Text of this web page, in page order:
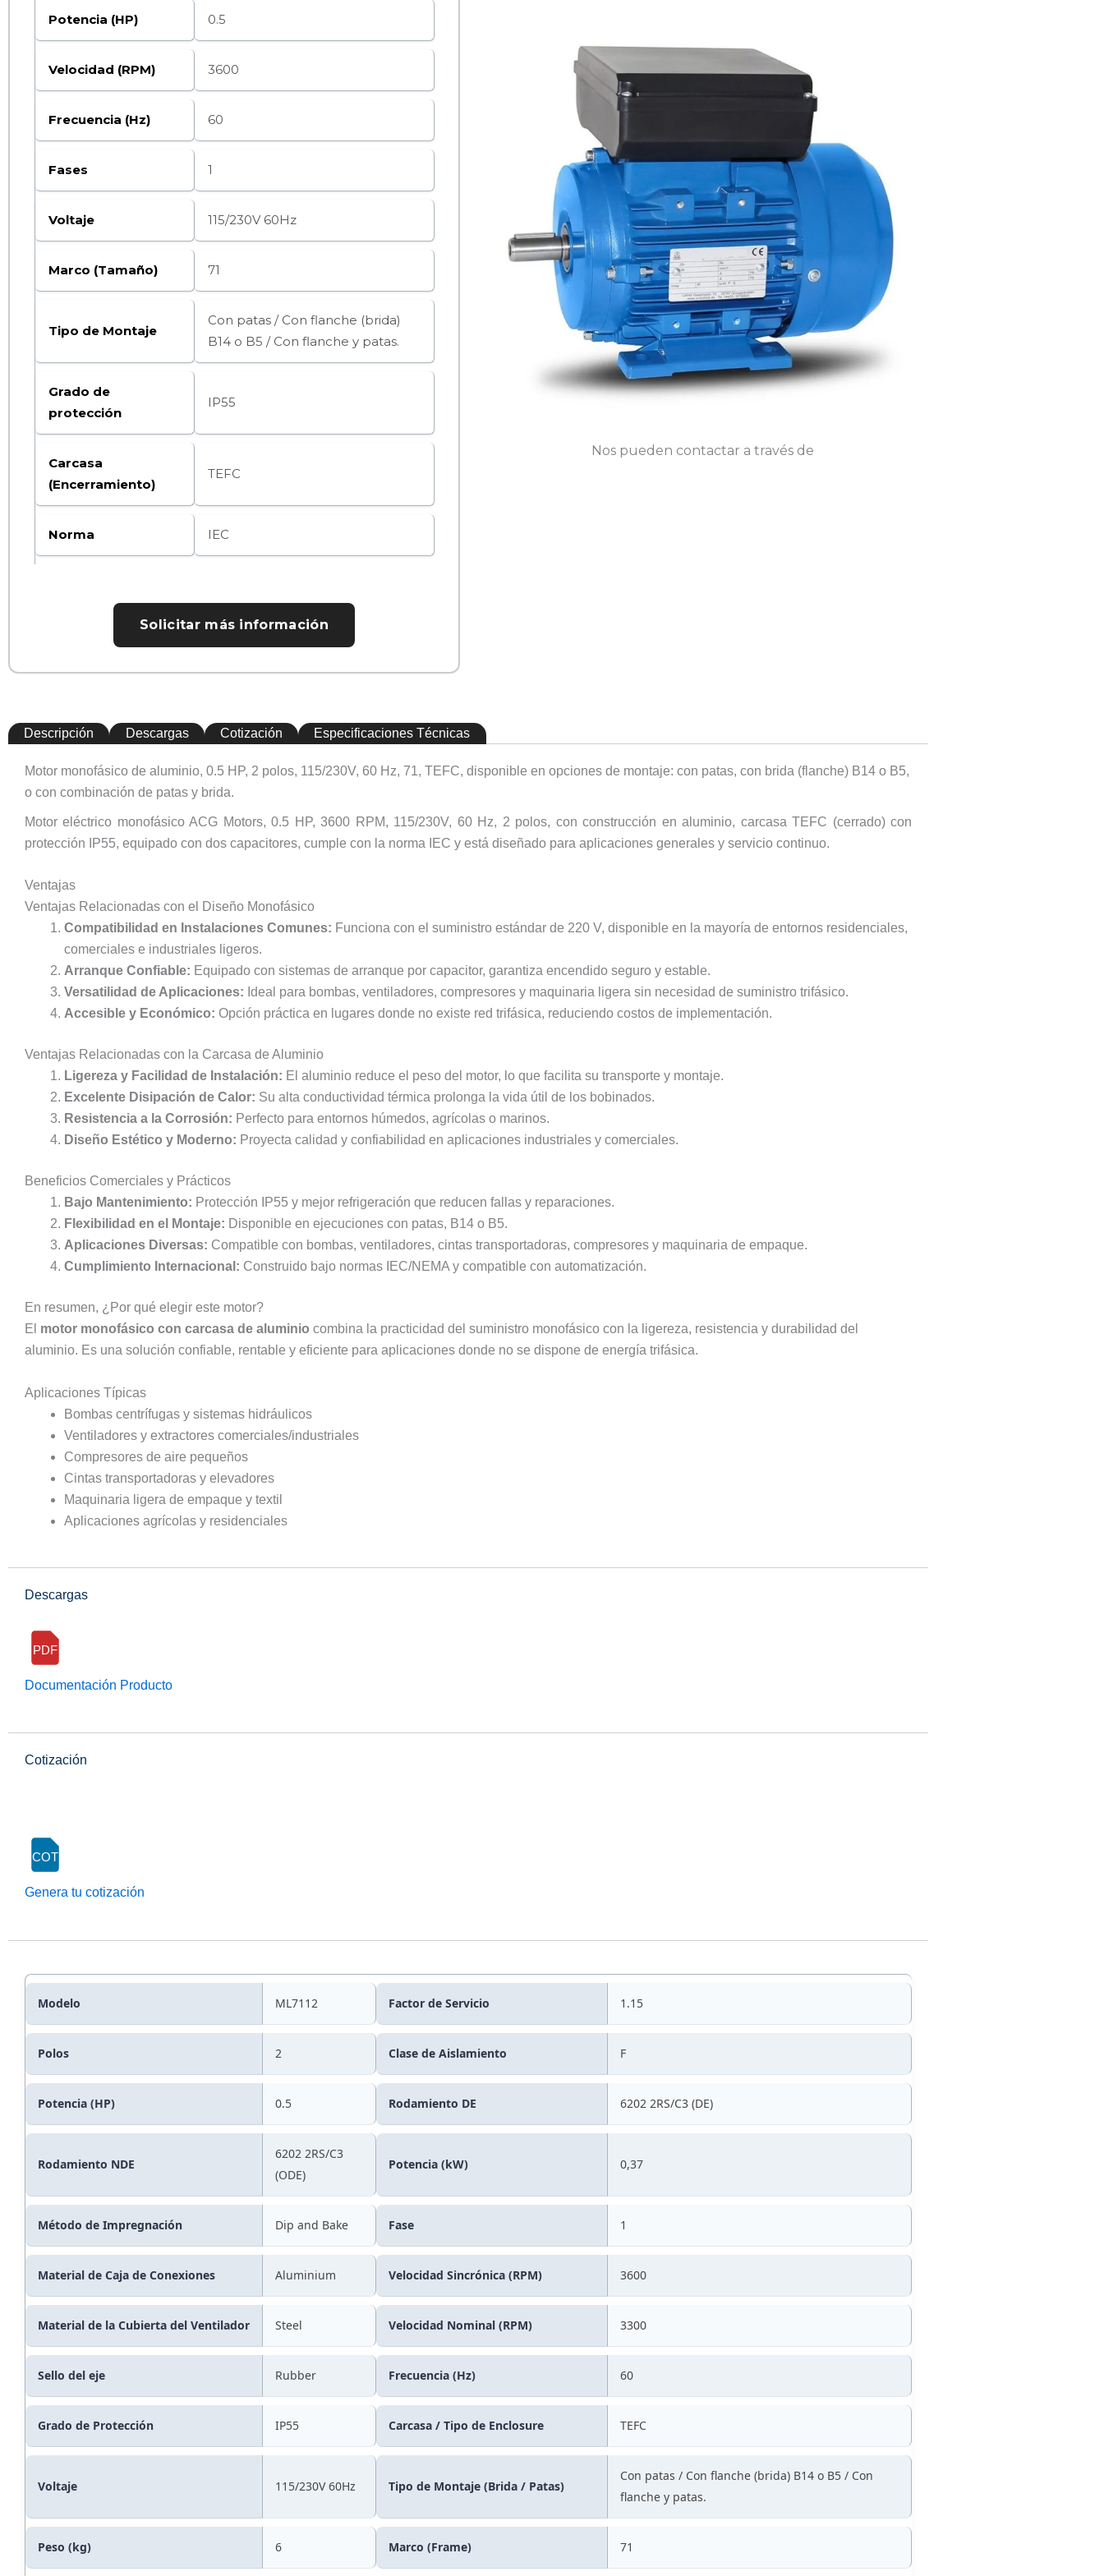
Potencia (HP) 0.5
Velocidad (RPM) 3600
Frecuencia (Hz) 60
Fases 1
Voltaje 115/230V 60Hz
Marco (Tamaño) 71
Tipo de Montaje
Con patas / Con flanche (brida)
B14 o B5 / Con flanche y patas.
Grado de
protección
IP55
Carcasa
(Encerramiento)
TEFC
Norma IEC
Solicitar más información
Nos pueden contactar a través de
Descripción Descargas Cotización Especificaciones Técnicas
Motor monofásico de aluminio, 0.5 HP, 2 polos, 115/230V, 60 Hz, 71, TEFC, disponible en opciones de montaje: con patas, con brida (flanche) B14 o B5,
o con combinación de patas y brida.
Motor eléctrico monofásico ACG Motors, 0.5 HP, 3600 RPM, 115/230V, 60 Hz, 2 polos, con construcción en aluminio, carcasa TEFC (cerrado) con
protección IP55, equipado con dos capacitores, cumple con la norma IEC y está diseñado para aplicaciones generales y servicio continuo.
Ventajas
Ventajas Relacionadas con el Diseño Monofásico
Compatibilidad en Instalaciones Comunes: Funciona con el suministro estándar de 220 V, disponible en la mayoría de entornos residenciales,
comerciales e industriales ligeros.
Arranque Confiable: Equipado con sistemas de arranque por capacitor, garantiza encendido seguro y estable.
Versatilidad de Aplicaciones: Ideal para bombas, ventiladores, compresores y maquinaria ligera sin necesidad de suministro trifásico.
Accesible y Económico: Opción práctica en lugares donde no existe red trifásica, reduciendo costos de implementación.
Ventajas Relacionadas con la Carcasa de Aluminio
Ligereza y Facilidad de Instalación: El aluminio reduce el peso del motor, lo que facilita su transporte y montaje.
Excelente Disipación de Calor: Su alta conductividad térmica prolonga la vida útil de los bobinados.
Resistencia a la Corrosión: Perfecto para entornos húmedos, agrícolas o marinos.
Diseño Estético y Moderno: Proyecta calidad y confiabilidad en aplicaciones industriales y comerciales.
Beneficios Comerciales y Prácticos
Bajo Mantenimiento: Protección IP55 y mejor refrigeración que reducen fallas y reparaciones.
Flexibilidad en el Montaje: Disponible en ejecuciones con patas, B14 o B5.
Aplicaciones Diversas: Compatible con bombas, ventiladores, cintas transportadoras, compresores y maquinaria de empaque.
Cumplimiento Internacional: Construido bajo normas IEC/NEMA y compatible con automatización.
En resumen, ¿Por qué elegir este motor?
El motor monofásico con carcasa de aluminio combina la practicidad del suministro monofásico con la ligereza, resistencia y durabilidad del
aluminio. Es una solución confiable, rentable y eficiente para aplicaciones donde no se dispone de energía trifásica.
Aplicaciones Típicas
Bombas centrífugas y sistemas hidráulicos
Ventiladores y extractores comerciales/industriales
Compresores de aire pequeños
Cintas transportadoras y elevadores
Maquinaria ligera de empaque y textil
Aplicaciones agrícolas y residenciales
Descargas
PDF
Documentación Producto
Cotización
COT
Genera tu cotización
Modelo ML7112 Factor de Servicio 1.15
Polos 2 Clase de Aislamiento F
Potencia (HP) 0.5 Rodamiento DE 6202 2RS/C3 (DE)
Rodamiento NDE
6202 2RS/C3
(ODE)
Potencia (kW) 0,37
Método de Impregnación Dip and Bake Fase 1
Material de Caja de Conexiones Aluminium Velocidad Sincrónica (RPM) 3600
Material de la Cubierta del Ventilador Steel Velocidad Nominal (RPM) 3300
Sello del eje Rubber Frecuencia (Hz) 60
Grado de Protección IP55 Carcasa / Tipo de Enclosure TEFC
Voltaje 115/230V 60Hz Tipo de Montaje (Brida / Patas)
Con patas / Con flanche (brida) B14 o B5 / Con
flanche y patas.
Peso (kg) 6 Marco (Frame) 71